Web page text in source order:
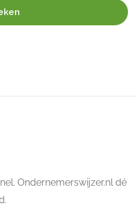
Ondernemerswijzer.nl dé